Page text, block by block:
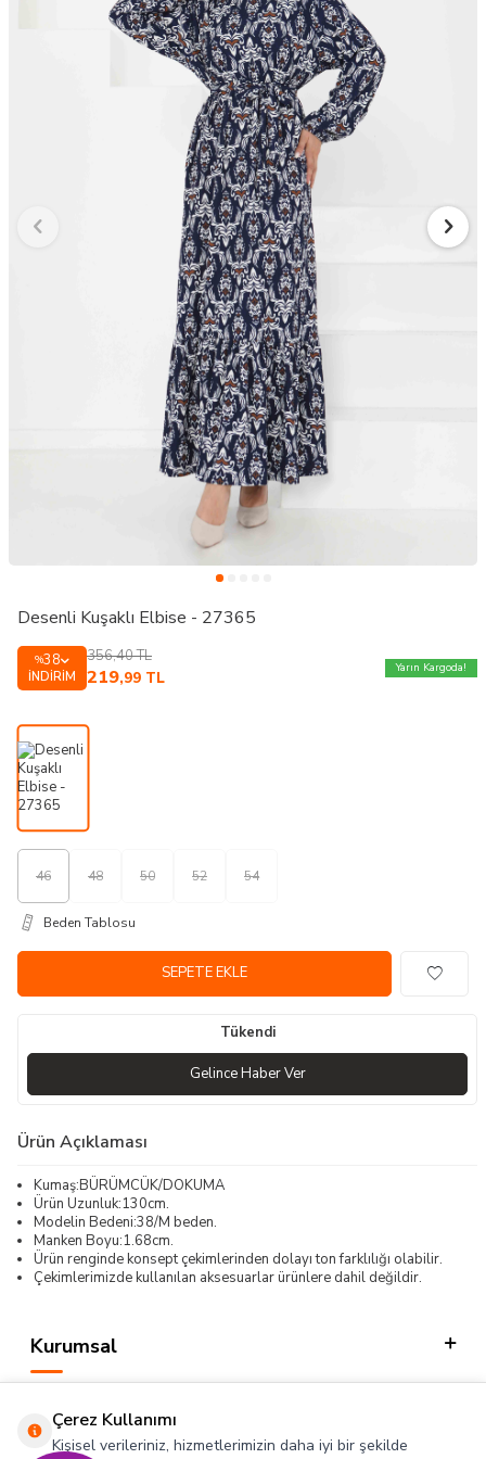
Desenli Kuşaklı Elbise - 27365
%38
İNDIRIM
356,40TL
219,99 TL
Yarın Kargoda!
46 48 50 52 54
Beden Tablosu
SEPETE EKLE
Tükendi
Gelince Haber Ver
Ürün Açıklaması
Kumaş:BÜRÜMCÜK/DOKUMA
Ürün Uzunluk:130cm.
Modelin Bedeni:38/M beden.
Manken Boyu:1.68cm.
Ürün renginde konsept çekimlerinden dolayı ton farklılığı olabilir.
Çekimlerimizde kullanılan aksesuarlar ürünlere dahil değildir.
Kurumsal
Hızlı Erişim
Çerez Kullanımı
Kişisel verileriniz, hizmetlerimizin daha iyi bir şekilde